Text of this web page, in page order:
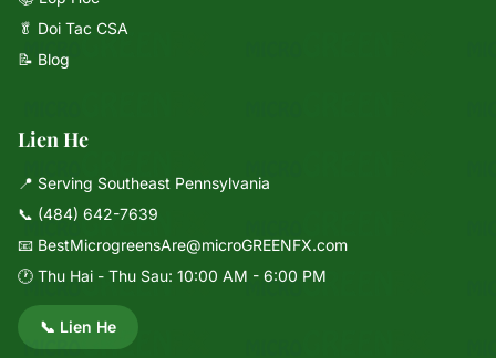
🥬 Doi Tac CSA
📝 Blog
Lien He
📍 Serving Southeast Pennsylvania
📞 (484) 642-7639
📧 BestMicrogreensAre@microGREENFX.com
🕐 Thu Hai - Thu Sau: 10:00 AM - 6:00 PM
📞 Lien He